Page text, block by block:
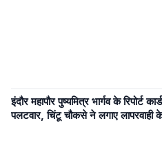
इंदौर महापौर पुष्यमित्र भार्गव के रिपोर्ट
पलटवार, चिंटू चौकसे ने लगाए लापरवाही